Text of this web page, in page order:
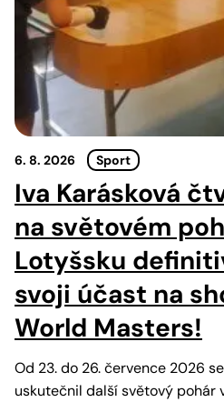
6. 8. 2026 Sport
Iva Karásková
na světovém
Lotyšsku
svoji účast na
World Masters!
Od 23. do 26. července 2026
uskutečnil další světový pohár